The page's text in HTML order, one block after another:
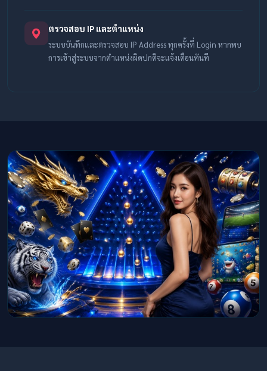
ตรวจสอบ IP และตำแหน่ง
ระบบบันทึกและตรวจสอบ IP Address ทุกครั้งที่ Login หากพบ
การเข้าสู่ระบบจากตำแหน่งผิดปกติจะแจ้งเตือนทันที